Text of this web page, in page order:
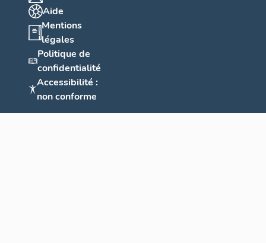
Aide
Mentions
légales
Politique de
confidentialité
Accessibilité :
non conforme